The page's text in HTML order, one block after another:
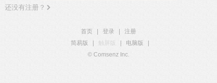
还没有注册？
首页 登录
注册
简易版
触屏版 电脑版
© Comsenz Inc.